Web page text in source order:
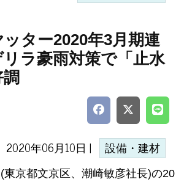
ッター2020年3月期連
ラ豪雨対策で「止水
2020年06月10日 | 設備・建材
東京都文京区、潮崎敏彦社長)の20